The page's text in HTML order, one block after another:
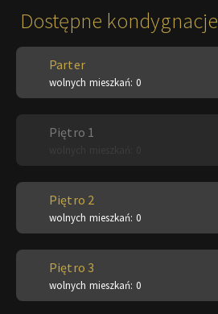
Dostępne kondygnacje
Parter
wolnych mieszkań: 0
Piętro 1
Piętro 2
wolnych mieszkań: 0
Piętro 3
wolnych mieszkań: 0